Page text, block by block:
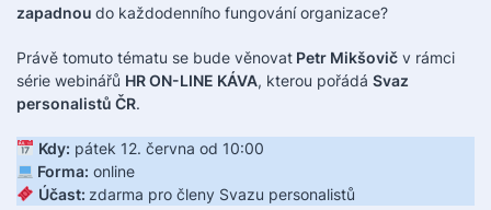
zapadnou do každodenního fungování organizace?
Právě tomuto tématu se bude věnovat Petr Mikšovič v rámci
série webinářů HR ON-LINE KÁVA, kterou pořádá Svaz
personalistů ČR.
Kdy: pátek 12. června od 10:00
Forma: online
Účast: zdarma pro členy Svazu personalistů